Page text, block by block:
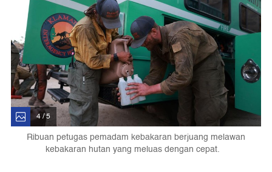
4 / 5
Ribuan petugas pemadam kebakaran berjuang melawan
kebakaran hutan yang meluas dengan cepat.